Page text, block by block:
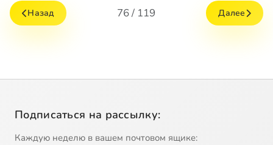
Назад 76 / 119 Далее
Подписаться на рассылку:
Каждую неделю в вашем почтовом ящике: